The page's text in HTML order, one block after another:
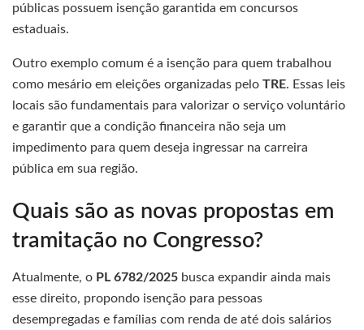
públicas possuem isenção garantida em concursos
estaduais.
Outro exemplo comum é a isenção para quem trabalhou
como mesário em eleições organizadas pelo TRE. Essas leis
locais são fundamentais para valorizar o serviço voluntário
e garantir que a condição financeira não seja um
impedimento para quem deseja ingressar na carreira
pública em sua região.
Quais são as novas propostas em
tramitação no Congresso?
Atualmente, o PL 6782/2025 busca expandir ainda mais
esse direito, propondo isenção para pessoas
desempregadas e famílias com renda de até dois salários